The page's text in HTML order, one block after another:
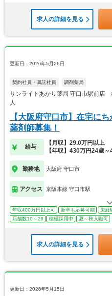
求人の詳細を見る
更新日：2026年5月26日
契約社員・嘱託社員 調剤薬局
サンライトあかり薬局 守口市駅前店
人
【大阪府守口市】在宅に
薬剤師募集！
給与
【月収】29.0万円以上
【年収】430万円24歳～
勤務地 大阪府 守口市
アクセス 京阪本線 守口市駅
年収400万円以上可 新卒も応募可能 未経
店舗数10～29
積極採用中 夏～秋入職可
求人の詳細を見る
更新日：2026年5月15日